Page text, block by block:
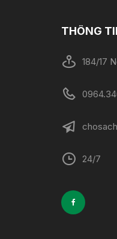
THÔNG
184/17
24/7